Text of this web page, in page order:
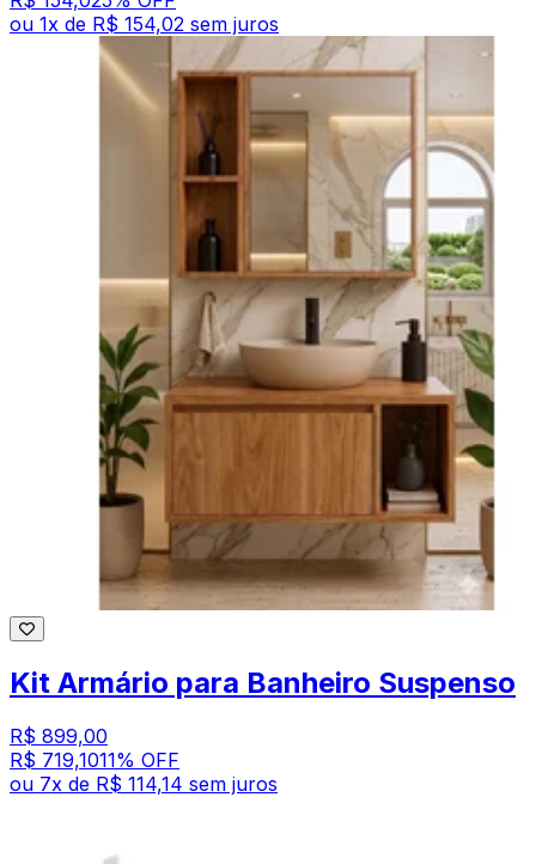
ou 1x de R$ 154,02 sem juros
Kit Armário para Banheiro Suspenso
R$ 899,00
R$ 719,1011% OFF
ou 7x de R$ 114,14 sem juros